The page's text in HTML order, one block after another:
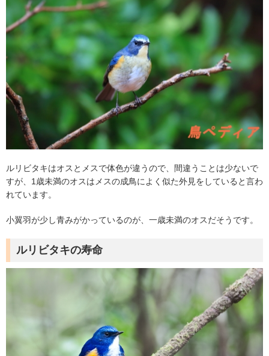
ルリビタキはオスとメスで体色が違うので、間違うことは少ないで
すが、1歳未満のオスはメスの成鳥によく似た外見をしていると言わ
れています。
小翼羽が少し青みがかっているのが、一歳未満のオスだそうです。
ルリビタキの寿命